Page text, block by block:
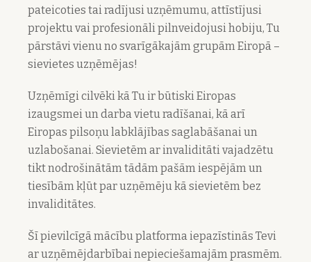
pateicoties tai radījusi uzņēmumu, attīstījusi
projektu vai profesionāli pilnveidojusi hobiju, Tu
pārstāvi vienu no svarīgākajām grupām Eiropā –
sievietes uzņēmējas!
Uzņēmīgi cilvēki kā Tu ir būtiski Eiropas
izaugsmei un darba vietu radīšanai, kā arī
Eiropas pilsoņu labklājības saglabāšanai un
uzlabošanai. Sievietēm ar invaliditāti vajadzētu
tikt nodrošinātām tādām pašām iespējām un
tiesībām kļūt par uzņēmēju kā sievietēm bez
invaliditātes.
Šī pievilcīgā mācību platforma iepazīstinās Tevi
ar uzņēmējdarbībai nepieciešamajām prasmēm.